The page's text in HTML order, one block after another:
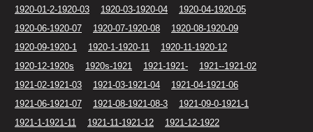
1920-01-2-1920-03
1920-03-1920-04
1920-04-1920-05
1920-06-1920-07
1920-07-1920-08
1920-08-1920-09
1920-09-1920-1
1920-1-1920-11
1920-11-1920-12
1920-12-1920s
1920s-1921 1921-1921-
1921--1921-02
1921-02-1921-03
1921-03-1921-04
1921-04-1921-06
1921-06-1921-07
1921-08-1921-08-3
1921-09-0-1921-1
1921-1-1921-11
1921-11-1921-12
1921-12-1922